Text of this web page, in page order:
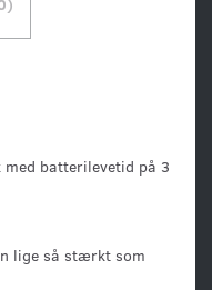
batterilevetid på 3
lige så stærkt som